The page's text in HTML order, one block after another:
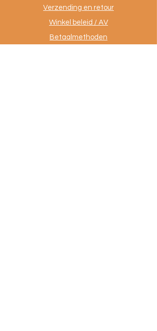
Verzending en retour
Winkel beleid / AV
Betaalmethoden